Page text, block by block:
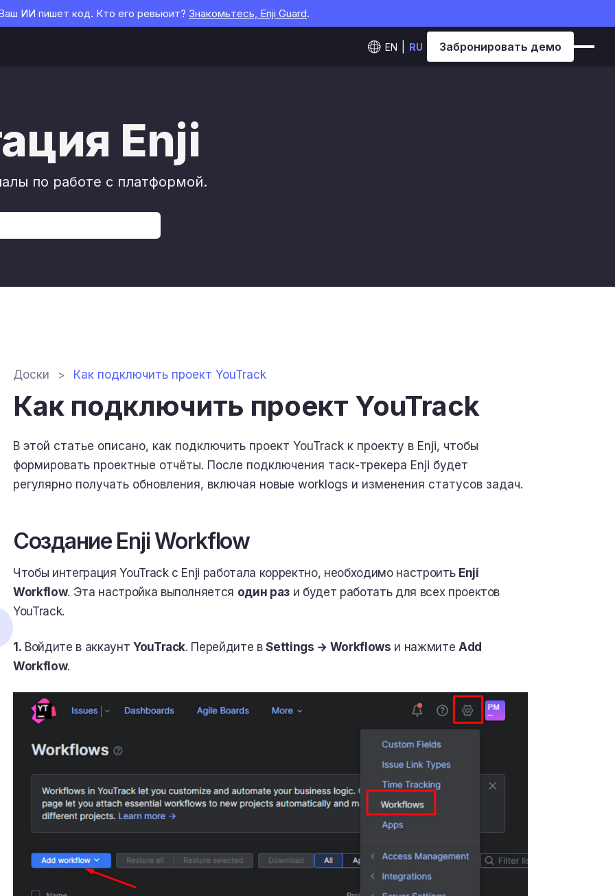
ИИ пишет код. Кто его ревьюит? Знакомьтесь, Enji Guard.
EN RU Забронировать демо
Enji
по работе с платформой.
Доски Как подключить проект YouTrack
Как подключить проект YouTrack
В этой статье описано, как подключить проект YouTrack к проекту в Enji, чтобы
формировать проектные отчёты. После подключения таск-трекера Enji будет
регулярно получать обновления, включая новые worklogs и изменения статусов задач.
Создание Enji Workflow
Чтобы интеграция YouTrack с Enji работала корректно, необходимо настроить Enji
Workflow. Эта настройка выполняется один раз и будет работать для всех проектов
YouTrack.
1. Войдите в аккаунт YouTrack. Перейдите вSettings → Workflows и нажмите Add
Workflow.